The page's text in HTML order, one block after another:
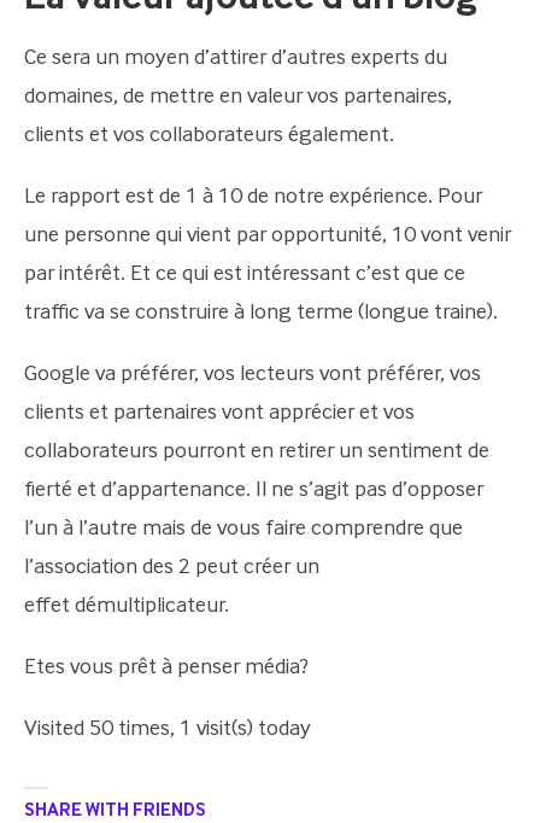
Ce sera un moyen d’attirer d’autres experts du
domaines, de mettre en valeur vos partenaires,
clients et vos collaborateurs également.
Le rapport est de 1 à 10 de notre expérience. Pour
une personne qui vient par opportunité, 10 vont venir
par intérêt. Et ce qui est intéressant c’est que ce
traffic va se construire à long terme (longue traine).
Google va préférer, vos lecteurs vont préférer, vos
clients et partenaires vont apprécier et vos
collaborateurs pourront en retirer un sentiment de
fierté et d’appartenance. Il ne s’agit pas d’opposer
l’un à l’autre mais de vous faire comprendre que
l’association des 2 peut créer un
effet démultiplicateur.
Etes vous prêt à penser média?
Visited 50 times, 1 visit(s) today
SHARE WITH FRIENDS